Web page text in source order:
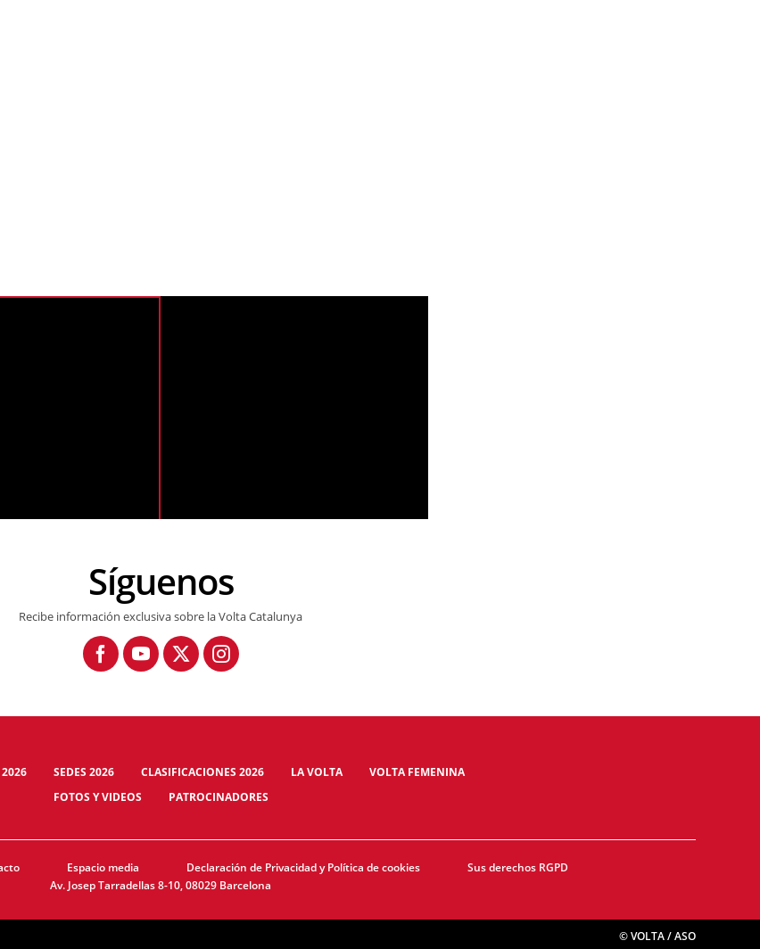
El millor de l'etapa / Best of stage 3. Volta Catalunya 2026 Volta a Catalunya 105 - Etapa 3 / Stage 3 - Last km
Síguenos
Recibe información exclusiva sobre la Volta Catalunya
2026 SEDES 2026 CLASIFICACIONES 2026 LA VOLTA
VOLTA FEMENINA
FOTOS Y VIDEOS
PATROCINADORES
Espacio media Declaración de Privacidad y Política de cookies
Sus derechos RGPD
Av. Josep Tarradellas 8-10, 08029 Barcelona
© VOLTA / ASO